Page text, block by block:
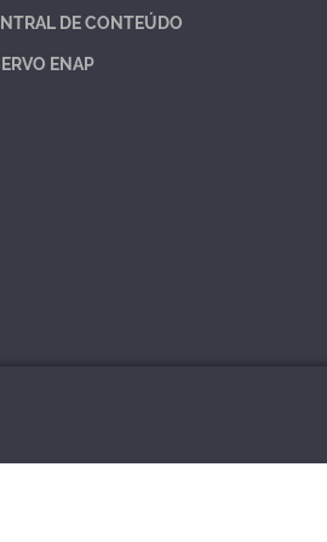
DE CONTEÚDO
ENAP